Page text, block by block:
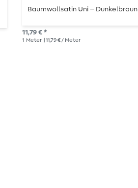
Baumwollsatin Uni – Dunkelbraun
11,79 € *
1 Meter | 11,79 € / Meter